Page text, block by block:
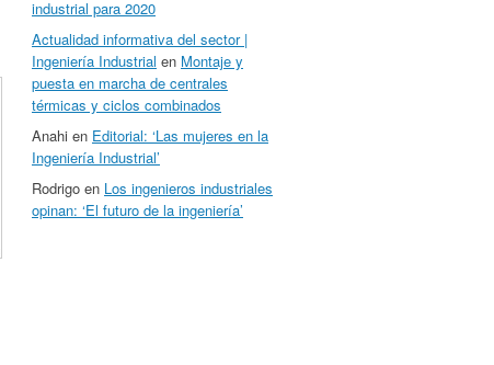
industrial para 2020
Actualidad informativa del sector |
Ingeniería Industrial en Montaje y
puesta en marcha de centrales
térmicas y ciclos combinados
Anahi en Editorial: ‘Las mujeres en la
Ingeniería Industrial’
Rodrigo en Los ingenieros industriales
opinan: ‘El futuro de la ingeniería’